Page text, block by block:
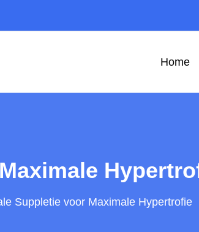
Home
Suppletie voor Maximale Hypertrofie